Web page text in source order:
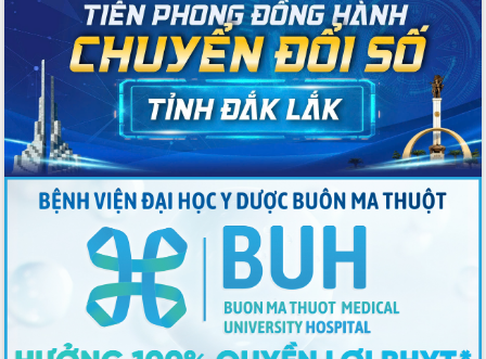
trao đổi thông tin trước Kỳ họp thứ
nhất, Quốc hội khóa XVI
Quyết liệt cải cách hành chính, khơi
thông nguồn lực phát triển
Nâng cao hiệu lực, hiệu quả HĐND
tỉnh thông qua hiện đại hóa hành chính
Xã Ea Phê gắn cải cách hành chính với
chuyển đổi số
Phó Chủ tịch Thường trực UBND tỉnh
Hồ Thị Nguyên Thảo làm việc tại Trung
tâm Phục vụ hành chính công xã Ea
Phê
Xây dựng nền hành chính số đồng
hành cùng nông dân dân, doanh nghiệp
Giai đoạn 2026-2030, Đắk Lắk phấn